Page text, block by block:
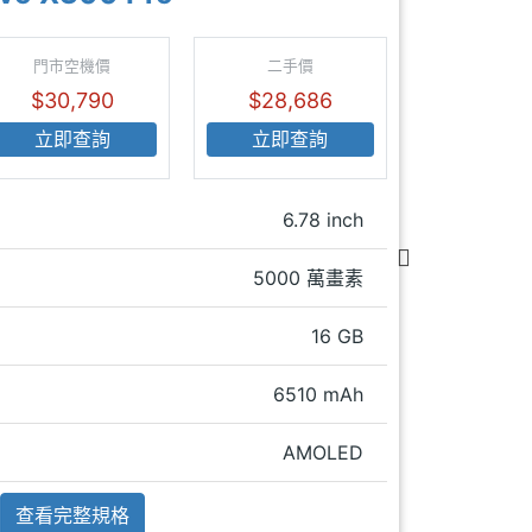
門市空機價
$30,790
立即查詢
二手價
$28,686
立即查詢
6.78 inch
5000 萬畫素
16 GB
6510 mAh
AMOLED
查看完整規格